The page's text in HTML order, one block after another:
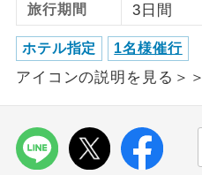
旅行期間 3日間
ホテル指定 1名様催行
アイコンの説明を見る＞＞
利用航空
画にとて
ホテル指定
ご紹介す
おひとり様バ
ス2席利用
おひとり
す。